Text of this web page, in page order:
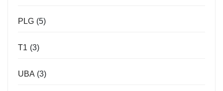
PLG (5)
T1 (3)
UBA (3)